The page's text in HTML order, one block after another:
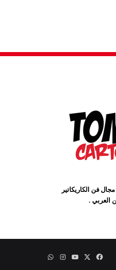
فن الكاريكاتير
فيسبوك ‫YouTube
انستقرامواتساب